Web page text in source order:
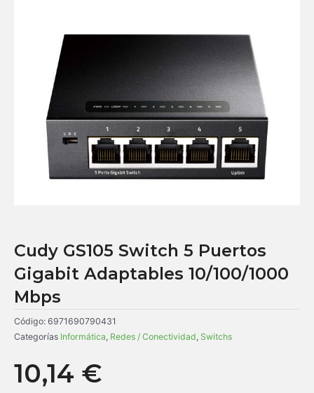
Cudy GS105 Switch 5 Puertos
Gigabit Adaptables 10/100/1000
Mbps
Código: 6971690790431
Categorías Informática, Redes / Conectividad, Switchs
10,14 €